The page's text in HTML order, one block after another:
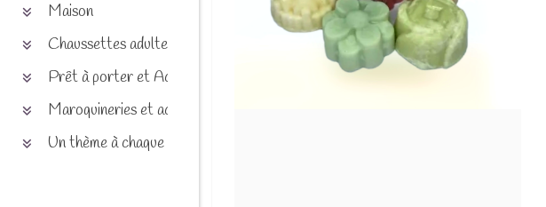
Maison
Chaussettes adultes et enfants
Prêt à porter et Accessoires
Maroquineries et accessoires
Un thème à chaque saison